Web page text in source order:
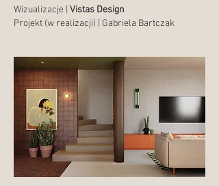
Wizualizacje | Vistas Design
Projekt (w realizacji) | Gabriela Bartczak